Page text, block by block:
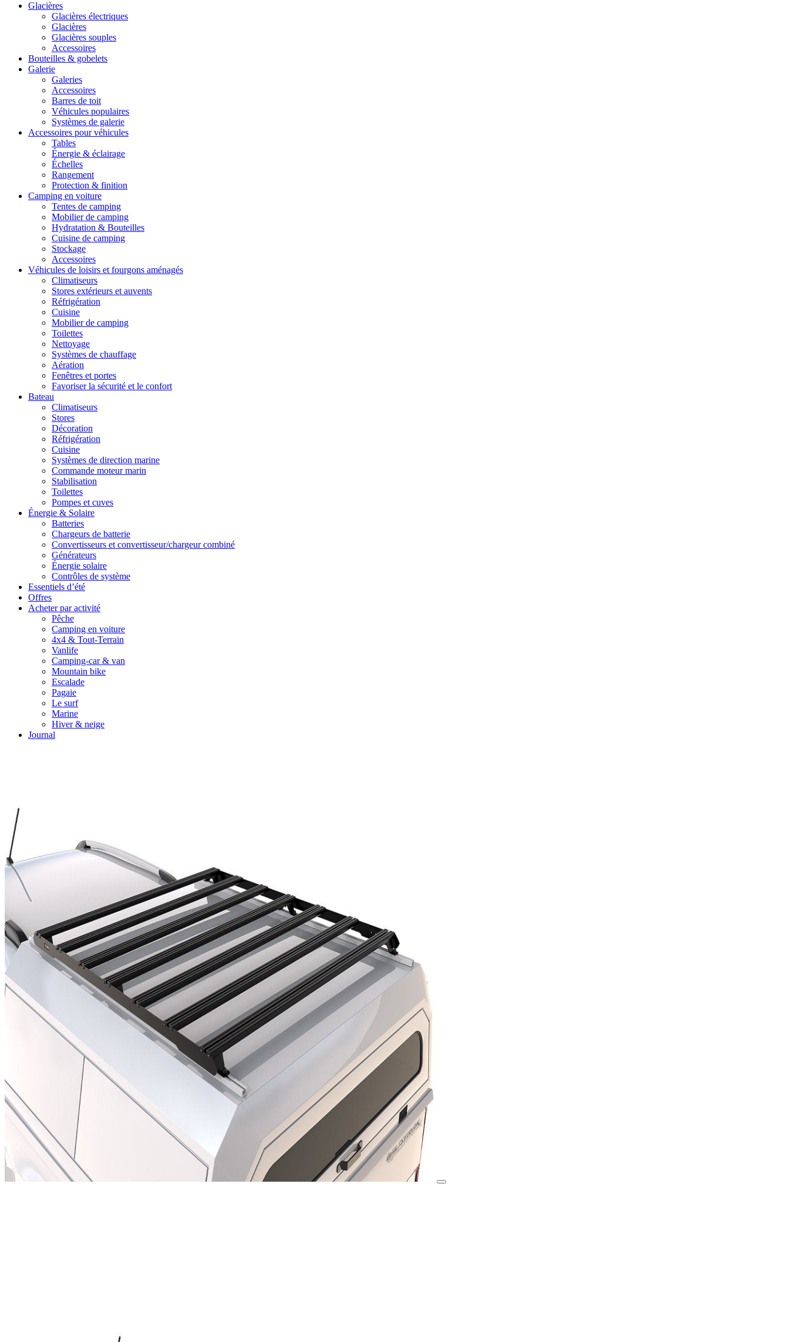
Glacières
Glacières électriques
Glacières
Glacières souples
Accessoires
Bouteilles & gobelets
Galerie
Galeries
Accessoires
Barres de toit
Véhicules populaires
Systèmes de galerie
Accessoires pour véhicules
Tables
Énergie & éclairage
Échelles
Rangement
Protection & finition
Camping en voiture
Tentes de camping
Mobilier de camping
Hydratation & Bouteilles
Cuisine de camping
Stockage
Accessoires
Véhicules de loisirs et fourgons aménagés
Climatiseurs
Stores extérieurs et auvents
Réfrigération
Cuisine
Mobilier de camping
Toilettes
Nettoyage
Systèmes de chauffage
Aération
Fenêtres et portes
Favoriser la sécurité et le confort
Bateau
Climatiseurs
Stores
Décoration
Réfrigération
Cuisine
Systèmes de direction marine
Commande moteur marin
Stabilisation
Toilettes
Pompes et cuves
Énergie & Solaire
Batteries
Chargeurs de batterie
Convertisseurs et convertisseur/chargeur combiné
Générateurs
Énergie solaire
Contrôles de système
Essentiels d’été
Offres
Acheter par activité
Pêche
Camping en voiture
4x4 & Tout-Terrain
Vanlife
Camping-car & van
Mountain bike
Escalade
Pagaie
Le surf
Marine
Hiver & neige
Journal